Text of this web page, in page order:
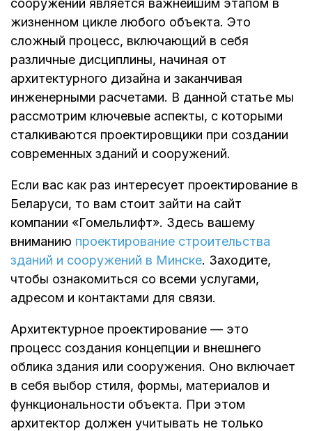
сооружений является важнейшим этапом в
жизненном цикле любого объекта. Это
сложный процесс, включающий в себя
различные дисциплины, начиная от
архитектурного дизайна и заканчивая
инженерными расчетами. В данной статье мы
рассмотрим ключевые аспекты, с которыми
сталкиваются проектировщики при создании
современных зданий и сооружений.
Если вас как раз интересует проектирование в
Беларуси, то вам стоит зайти на сайт
компании «Гомельлифт». Здесь вашему
вниманию проектирование строительства
зданий и сооружений в Минске. Заходите,
чтобы ознакомиться со всеми услугами,
адресом и контактами для связи.
Архитектурное проектирование — это
процесс создания концепции и внешнего
облика здания или сооружения. Оно включает
в себя выбор стиля, формы, материалов и
функциональности объекта. При этом
архитектор должен учитывать не только